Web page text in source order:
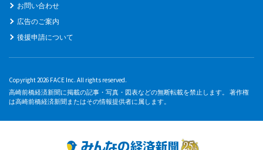
お問い合わせ
広告のご案内
後援申請について
Copyright 2026 FACE Inc. All rights reserved.
高崎前橋経済新聞に掲載の記事・写真・図表などの無断転載を禁止します。 著作権
は高崎前橋経済新聞またはその情報提供者に属します。